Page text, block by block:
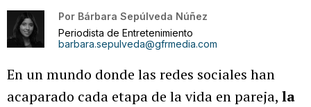
Por Bárbara Sepúlveda Núñez
Periodista de Entretenimiento
barbara.sepulveda@gfrmedia.com
En un mundo donde las redes sociales han
acaparado cada etapa de la vida en pareja, la